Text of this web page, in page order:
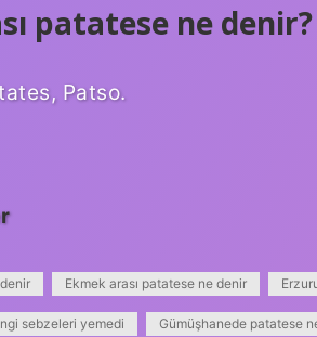
patatese ne denir?
Patso.
Ekmek arası patatese ne denir
sebzeleri yemedi Gümüşhanede patatese